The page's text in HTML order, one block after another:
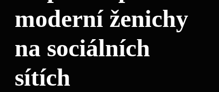
moderní ženichy
na sociálních
sítích